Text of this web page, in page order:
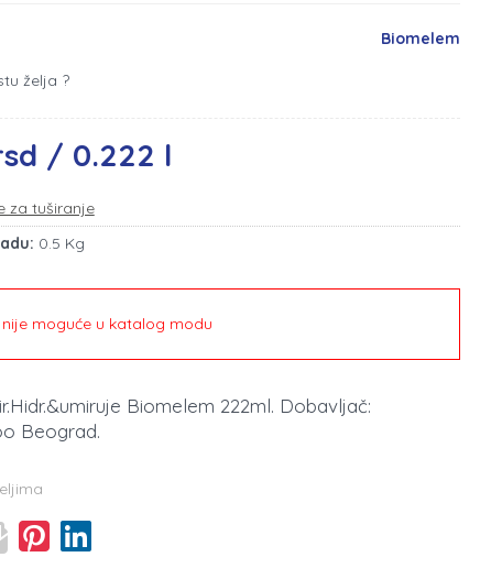
želja ?
Biomelem
/ 0.222 l
za tuširanje
0.5 Kg
moguće u katalog modu
Biomelem 222ml. Dobavljač:
Beograd.